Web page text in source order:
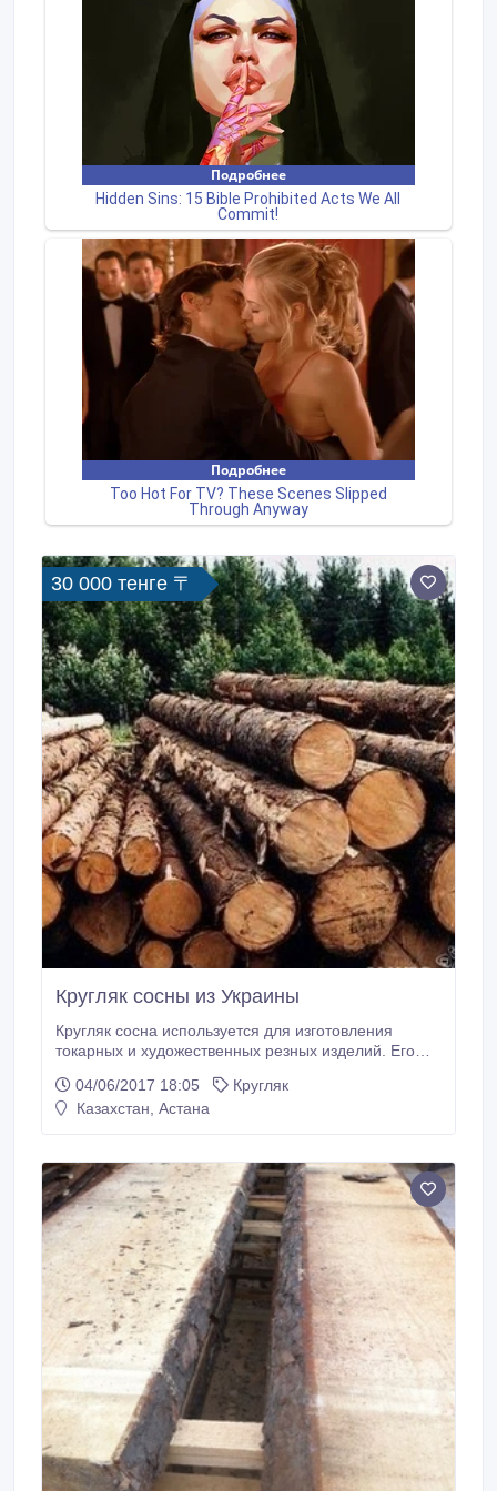
30 000 тенге 〒
Кругляк сосны из Украины
Кругляк сосна используется для изготовления
токарных и художественных резных изделий. Его
производства мебели. Прямые поставки из
Украины, высокое качество..
04/06/2017 18:05
Кругляк
Казахстан, Астана